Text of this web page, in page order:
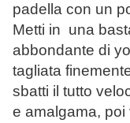
padella con un
Metti in una
abbondante di
tagliata
sbatti il tutto
e amalgama,